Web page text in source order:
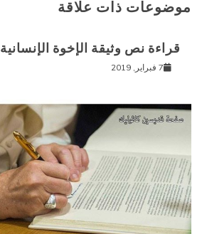
موضوعات ذات علاقة
قراءة نص وثيقة الإخوة الإنسانية
7 فبراير, 2019